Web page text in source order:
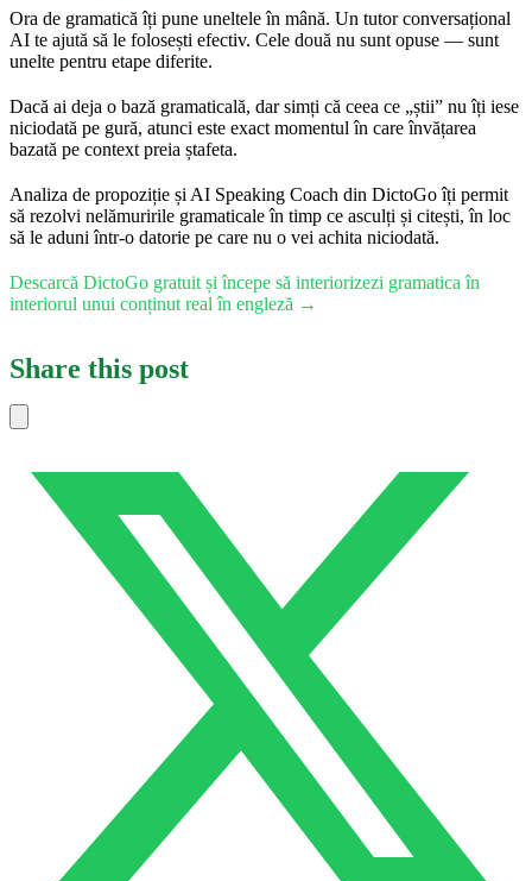
Ora de gramatică îți pune uneltele în mână. Un tutor conversațional
AI te ajută să le folosești efectiv. Cele două nu sunt opuse — sunt
unelte pentru etape diferite.
Dacă ai deja o bază gramaticală, dar simți că ceea ce „știi” nu îți iese
niciodată pe gură, atunci este exact momentul în care învățarea
bazată pe context preia ștafeta.
Analiza de propoziție și AI Speaking Coach din DictoGo îți permit
să rezolvi nelămuririle gramaticale în timp ce asculți și citești, în loc
să le aduni într-o datorie pe care nu o vei achita niciodată.
Descarcă DictoGo gratuit și începe să interiorizezi gramatica în
interiorul unui conținut real în engleză →
Share this post